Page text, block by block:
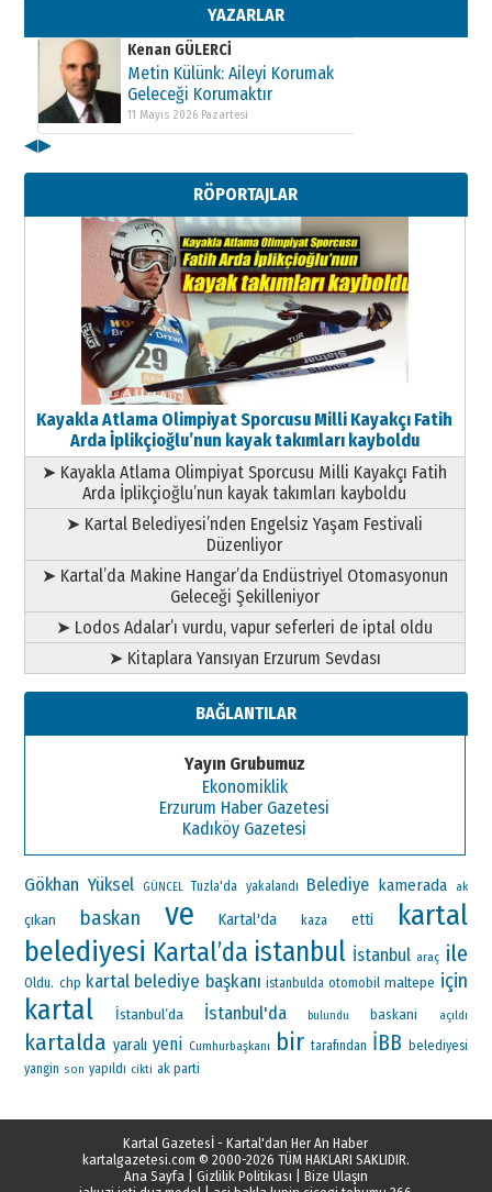
YAZARLAR
11 Mayıs 2026 Pazartesi
Kenan GÜLERCİ
Metin Külünk: Aileyi Korumak
Geleceği Korumaktır
11 Mayıs 2026 Pazartesi
Metin Külünk: Aileyi Korumak
Geleceği Korumaktır
11 Mayıs 2026 Pazartesi
◀▶
RÖPORTAJLAR
Kayakla Atlama Olimpiyat Sporcusu Milli Kayakçı Fatih
Arda İplikçioğlu’nun kayak takımları kayboldu
➤ Kayakla Atlama Olimpiyat Sporcusu Milli Kayakçı Fatih
Arda İplikçioğlu’nun kayak takımları kayboldu
➤ Kartal Belediyesi’nden Engelsiz Yaşam Festivali
Düzenliyor
➤ Kartal’da Makine Hangar’da Endüstriyel Otomasyonun
Geleceği Şekilleniyor
➤ Lodos Adalar’ı vurdu, vapur seferleri de iptal oldu
➤ Kitaplara Yansıyan Erzurum Sevdası
BAĞLANTILAR
Yayın Grubumuz
Ekonomiklik
Erzurum Haber Gazetesi
Kadıköy Gazetesi
Gökhan Yüksel GÜNCEL Tuzla'da yakalandı Belediye kamerada ak
çıkan baskan ve Kartal'da kaza etti
kartal
belediyesi Kartal’da istanbul İstanbul araç ile
Oldu. chp kartal belediye başkanı istanbulda otomobil maltepe için
kartal İstanbul’da İstanbul'da bulundu baskani açıldı
kartalda yaralı yeni Cumhurbaşkanı bir tarafından İBB belediyesi
yangin son yapıldı cikti ak parti
Kartal Gazetesİ - Kartal'dan Her An Haber
kartalgazetesi.com © 2000-2026 TÜM HAKLARI SAKLIDIR.
Ana Sayfa
Gizlilik Politikası
Bize Ulaşın